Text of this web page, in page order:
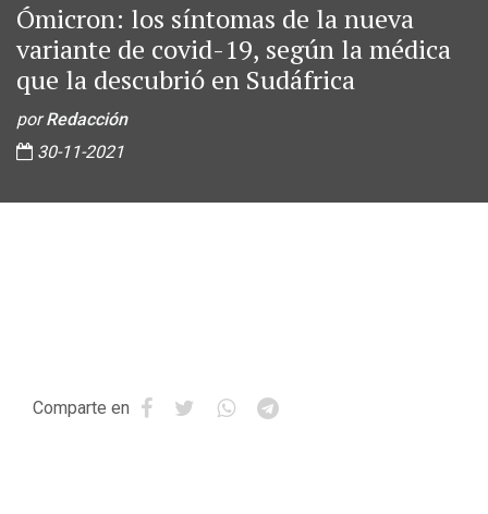
Ómicron: los síntomas de la nueva
variante de covid-19, según la médica
que la descubrió en Sudáfrica
porRedacción
30-11-2021
Comparte en